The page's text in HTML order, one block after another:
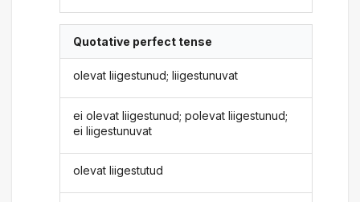
Quotative perfect tense
olevat liigestunud; liigestunuvat
ei olevat liigestunud; polevat liigestunud;
ei liigestunuvat
olevat liigestutud